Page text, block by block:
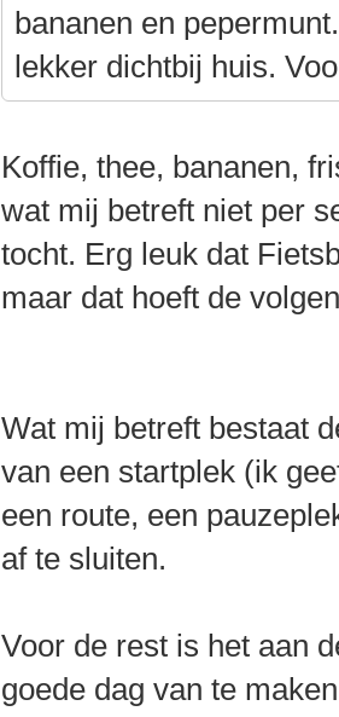
bananen en
lekker dichtbij huis.
Koffie, thee, bananen,
wat mij betreft niet per
tocht. Erg leuk dat
maar dat hoeft de
Wat mij betreft bestaat
van een startplek (ik
een route, een
af te sluiten.
Voor de rest is het aan
goede dag van te